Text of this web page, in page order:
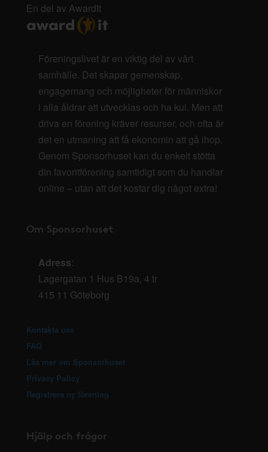
En del av AwardIt
Föreningslivet är en viktig del av vårt
samhälle. Det skapar gemenskap,
engagemang och möjligheter för människor
i alla åldrar att utvecklas och ha kul. Men att
driva en förening kräver resurser, och ofta är
det en utmaning att få ekonomin att gå ihop.
Genom Sponsorhuset kan du enkelt stötta
din favoritförening samtidigt som du handlar
online – utan att det kostar dig något extra!
Om Sponsorhuset
Adress:
Lagergatan 1 Hus B19a, 4 tr
415 11 Göteborg
Kontakta oss
FAQ
Läs mer om Sponsorhuset
Privacy Policy
Registrera ny förening
Hjälp och frågor